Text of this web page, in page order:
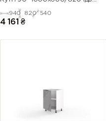
(Білий/Напівмат Білий 9003)
940 820 540
4 161 ₴